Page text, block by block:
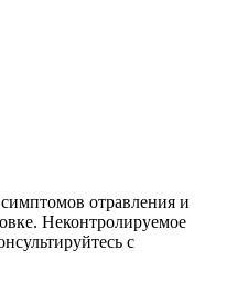
отравления и
Неконтролируемое
с